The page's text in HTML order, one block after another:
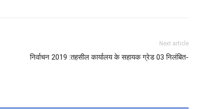
Next article
निर्वाचन 2019 :तहसील कार्यालय के सहायक ग्रेड 03 निलंबित-